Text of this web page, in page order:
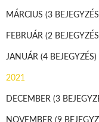
MÁRCIUS (3
FEBRUÁR (2
JANUÁR (4 BEJEGYZÉS)
2021
DECEMBER (3
NOVEMBER (9